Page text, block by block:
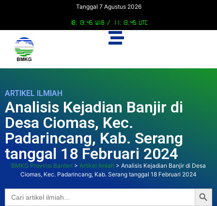
Tanggal 7 Agustus 2026
18:13:46 WIB / 11:13:46 UTC
ARTIKEL ILMIAH
Analisis Kejadian Banjir di
Desa Ciomas, Kec.
Padarincang, Kab. Serang
tanggal 18 Februari 2024
BMKG Provinsi Banten > Artikel Ilmiah > Analisis Kejadian Banjir di Desa
Ciomas, Kec. Padarincang, Kab. Serang tanggal 18 Februari 2024
Search
for: